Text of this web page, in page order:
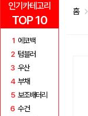
인기카테고리
TOP 10
1 에코백
2 텀블러
3 우산
4 부채
5 보조배터리
6 수건
홈